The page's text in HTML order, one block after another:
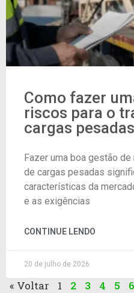
Como fazer
riscos para o
cargas
Fazer uma boa gestão
de cargas pesadas
características da
e as exigências
CONTINUE LENDO
20 de julho de 2026
« Voltar 1 2 3 4 5 6